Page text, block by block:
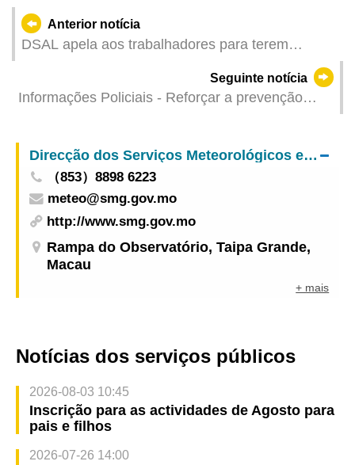
Anterior notícia
DSAL apela aos trabalhadores para terem
Seguinte notícia
Informações Policiais - Reforçar a prevenção
Direcção dos Serviços Meteorológicos e Geofísicos
（853）8898 6223
meteo@smg.gov.mo
http://www.smg.gov.mo
Rampa do Observatório, Taipa Grande,
Macau
+ mais
Notícias dos serviços públicos
2026-08-03 10:45
Inscrição para as actividades de Agosto para
pais e filhos
2026-07-26 14:00